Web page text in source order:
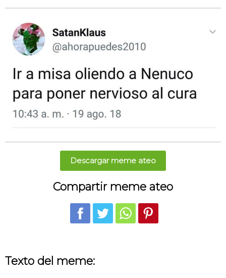
Descargar meme ateo
Compartir meme ateo
Texto del meme: